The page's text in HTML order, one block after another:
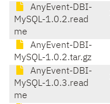
AnyEvent-DBI-
MySQL-1.0.2.read
me
AnyEvent-DBI-
MySQL-1.0.2.tar.gz
AnyEvent-DBI-
MySQL-1.0.3.read
me